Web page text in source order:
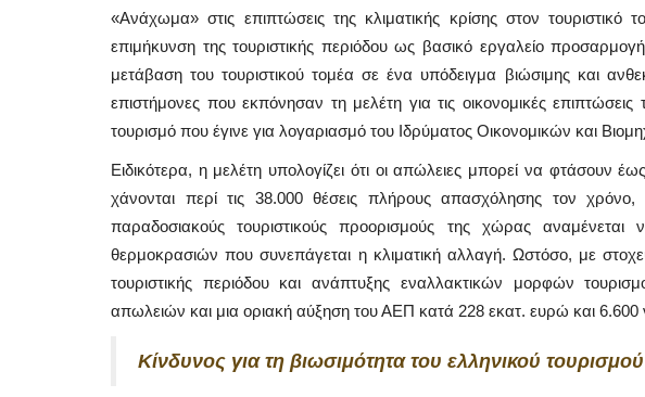
«Ανάχωμα» στις επιπτώσεις της κλιματικής κρίσης στον
επιμήκυνση της τουριστικής περιόδου ως βασικό εργαλείο
μετάβαση του τουριστικού τομέα σε ένα υπόδειγμα βιώσιμης και
επιστήμονες που εκπόνησαν τη μελέτη για τις οικονομικές επιπτώσεις
τουρισμό που έγινε για λογαριασμό του Ιδρύματος Οικονομικών και
Ειδικότερα, η μελέτη υπολογίζει ότι οι απώλειες μπορεί να φτάσουν
χάνονται περί τις 38.000 θέσεις πλήρους απασχόλησης τον
παραδοσιακούς τουριστικούς προορισμούς της χώρας
θερμοκρασιών που συνεπάγεται η κλιματική αλλαγή. Ωστόσο, με
τουριστικής περιόδου και ανάπτυξης εναλλακτικών μορφών
απωλειών και μια οριακή αύξηση του ΑΕΠ κατά 228 εκατ. ευρώ και 6.600
Κίνδυνος για τη βιωσιμότητα του ελληνικού τουρισμού